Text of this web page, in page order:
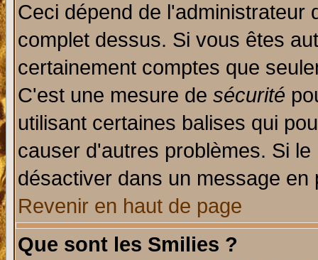
Ceci dépend de l'administrateur
complet dessus. Si vous êtes
certainement comptes que
C'est une mesure de sécurité
utilisant certaines balises qui
causer d'autres problèmes. Si
désactiver dans un message
Revenir en haut de page
Que sont les Smilies ?